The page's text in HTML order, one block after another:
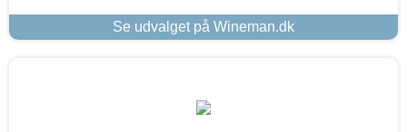
Se udvalget på Wineman.dk